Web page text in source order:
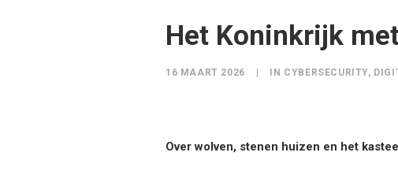
Het Koninkrijk
16 MAART 2026 IN CYBERSECURITY,
Over wolven, stenen huizen en het